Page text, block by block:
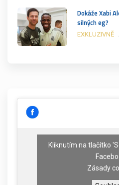
Dokáže Xabi
silných eg?
EXKLUZIVNĚ
Kliknutím na tlačítko
Zásady